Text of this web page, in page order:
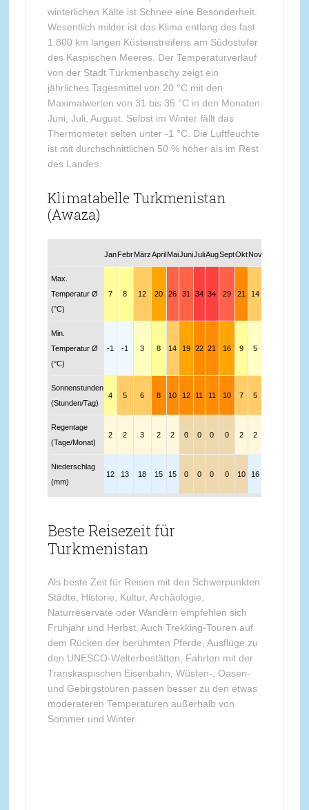
winterlichen Kälte ist Schnee eine Besonderheit.
Wesentlich milder ist das Klima entlang des fast
1.800 km langen Küstenstreifens am Südostufer
des Kaspischen Meeres. Der Temperaturverlauf
von der Stadt Türkmenbaschy zeigt ein
jährliches Tagesmittel von 20 °C mit den
Maximalwerten von 31 bis 35 °C in den Monaten
Juni, Juli, August. Selbst im Winter fällt das
Thermometer selten unter -1 °C. Die Luftfeuchte
ist mit durchschnittlichen 50 % höher als im Rest
des Landes.
Klimatabelle Turkmenistan
(Awaza)
JanFebrMärzAprilMaiJuniJuliAugSeptOktNov
Max.
Temperatur Ø
(°C)
7 8 12 20 26 31 34 34 29 21 14
Min.
Temperatur Ø
(°C)
-1 -1 3 8 14 19 22 21 16 9 5
Sonnenstunden
(Stunden/Tag)
4 5 6 8 10 12 11 11 10 7 5
Regentage
(Tage/Monat)
2 2 3 2 2 0 0 0 0 2 2
Niederschlag
(mm)
12 13 18 15 15 0 0 0 0 10 16
Beste Reisezeit für
Turkmenistan
Als beste Zeit für Reisen mit den Schwerpunkten
Städte, Historie, Kultur, Archäologie,
Naturreservate oder Wandern empfehlen sich
Frühjahr und Herbst. Auch Trekking-Touren auf
dem Rücken der berühmten Pferde, Ausflüge zu
den UNESCO-Welterbestätten, Fahrten mit der
Transkaspischen Eisenbahn, Wüsten-, Oasen-
und Gebirgstouren passen besser zu den etwas
moderateren Temperaturen außerhalb von
Sommer und Winter.